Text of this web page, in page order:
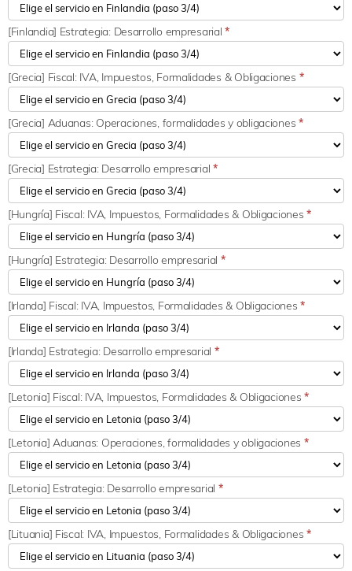
[Finlandia] Estrategia: Desarrollo empresarial*
[Grecia] Fiscal: IVA, Impuestos, Formalidades & Obligaciones *
[Grecia] Aduanas: Operaciones, formalidades y obligaciones*
[Grecia] Estrategia: Desarrollo empresarial*
[Hungría] Fiscal: IVA, Impuestos, Formalidades & Obligaciones*
[Hungría] Estrategia: Desarrollo empresarial *
[Irlanda] Fiscal: IVA, Impuestos, Formalidades & Obligaciones*
[Irlanda] Estrategia: Desarrollo empresarial *
[Letonia] Fiscal: IVA, Impuestos, Formalidades & Obligaciones*
[Letonia] Aduanas: Operaciones, formalidades y obligaciones *
[Letonia] Estrategia: Desarrollo empresarial *
[Lituania] Fiscal: IVA, Impuestos, Formalidades & Obligaciones *